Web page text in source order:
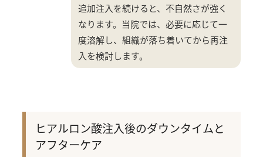
追加注入を続けると、不自然さが強く
なります。当院では、必要に応じて一
度溶解し、組織が落ち着いてから再注
入を検討します。
ヒアルロン酸注入後のダウンタイムと
アフターケア